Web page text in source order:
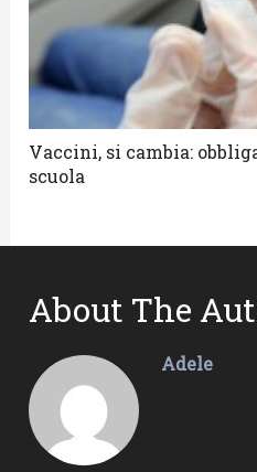
Vaccini, si cambia:
scuola
About The
Adele